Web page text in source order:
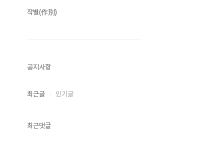
작별(作別)
공지사항
최근글 인기글
최근댓글